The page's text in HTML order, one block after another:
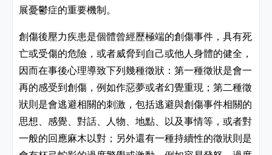
展憂鬱症的重要機制。
創傷後壓力疾患是個體曾經歷極端的創傷事件，具有死
亡或受傷的危險，或者威脅到自己或他人身體的健全，
因而在事後心理導致下列幾種徵狀：第一種徵狀是會一
再的感受到創傷，例如作惡夢或者幻覺重現；第二種徵
狀則是會逃避相關的刺激，包括逃避與創傷事件相關的
思想、感覺、對話、人物、地點、以及事情等，或者對
一般的回應麻木以對；另外還有一種持續性的徵狀則是